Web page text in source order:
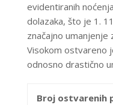
evidentiranih
dolazaka, što je 1.
značajno umanjenje
Visokom ostvareno
odnosno drastično
Broj ostvarenih